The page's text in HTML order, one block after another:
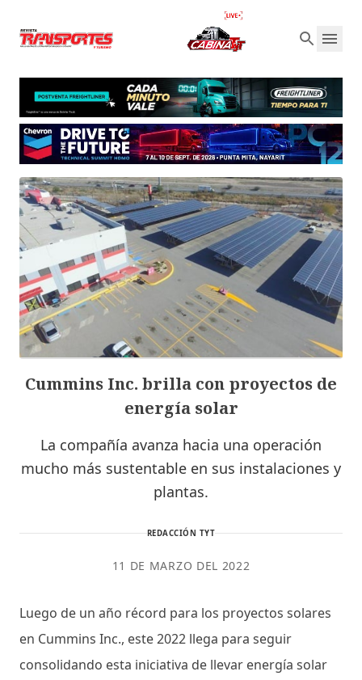
Cummins Inc. brilla con proyectos de
energía solar
La compañía avanza hacia una operación
mucho más sustentable en sus instalaciones y
plantas.
REDACCIÓN TYT
11 DE MARZO DEL 2022
Luego de un año récord para los proyectos solares
en Cummins Inc., este 2022 llega para seguir
consolidando esta iniciativa de llevar energía solar